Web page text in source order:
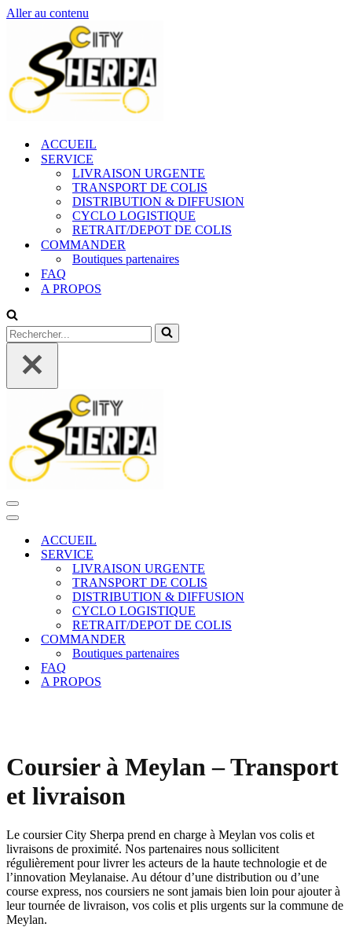
Aller au contenu
ACCUEIL
SERVICE
LIVRAISON URGENTE
TRANSPORT DE COLIS
DISTRIBUTION & DIFFUSION
CYCLO LOGISTIQUE
RETRAIT/DEPOT DE COLIS
COMMANDER
Boutiques partenaires
FAQ
A PROPOS
Rechercher...
Menu
de
Menu
navigationACCUEIL
SERVICE
LIVRAISON URGENTE
TRANSPORT DE COLIS
DISTRIBUTION & DIFFUSION
CYCLO LOGISTIQUE
RETRAIT/DEPOT DE COLIS
COMMANDER
Boutiques partenaires
FAQ
A PROPOS
Coursier à Meylan – Transport
et livraison
Le coursier City Sherpa prend en charge à Meylan vos colis et
livraisons de proximité. Nos partenaires nous sollicitent
régulièrement pour livrer les acteurs de la haute technologie et de
l’innovation Meylanaise. Au détour d’une distribution ou d’une
course express, nos coursiers ne sont jamais bien loin pour ajouter à
leur tournée de livraison, vos colis et plis urgents sur la commune de
Meylan.